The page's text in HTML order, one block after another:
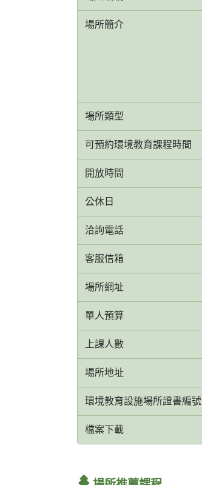
場所簡介
場所類型
可預約環境教育課程時間
開放時間
公休日
洽詢電話
客服信箱
場所網址
單人預算
上課人數
場所地址
環境教育設施場所證書編號
檔案下載